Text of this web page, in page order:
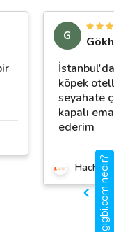
G
köpek
seyahate
kapalı
ederim
Hachiko
gigbi.com nedir?